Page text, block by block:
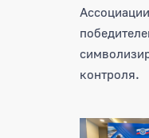
контроля.